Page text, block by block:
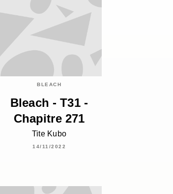
BLEACH
Bleach - T31 -
Chapitre 271
Tite Kubo
14/11/2022